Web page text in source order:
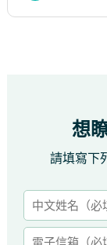
想
請填寫下